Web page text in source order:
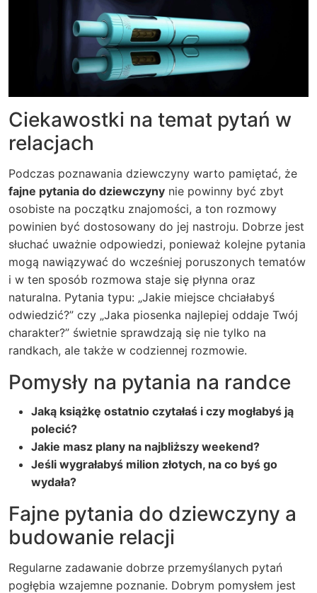
Ciekawostki na temat pytań w
relacjach
Podczas poznawania dziewczyny warto pamiętać, że
fajne pytania do dziewczyny nie powinny być zbyt
osobiste na początku znajomości, a ton rozmowy
powinien być dostosowany do jej nastroju. Dobrze jest
słuchać uważnie odpowiedzi, ponieważ kolejne pytania
mogą nawiązywać do wcześniej poruszonych tematów
i w ten sposób rozmowa staje się płynna oraz
naturalna. Pytania typu: „Jakie miejsce chciałabyś
odwiedzić?” czy „Jaka piosenka najlepiej oddaje Twój
charakter?” świetnie sprawdzają się nie tylko na
randkach, ale także w codziennej rozmowie.
Pomysły na pytania na randce
Jaką książkę ostatnio czytałaś i czy mogłabyś ją
polecić?
Jakie masz plany na najbliższy weekend?
Jeśli wygrałabyś milion złotych, na co byś go
wydała?
Fajne pytania do dziewczyny a
budowanie relacji
Regularne zadawanie dobrze przemyślanych pytań
pogłębia wzajemne poznanie. Dobrym pomysłem jest